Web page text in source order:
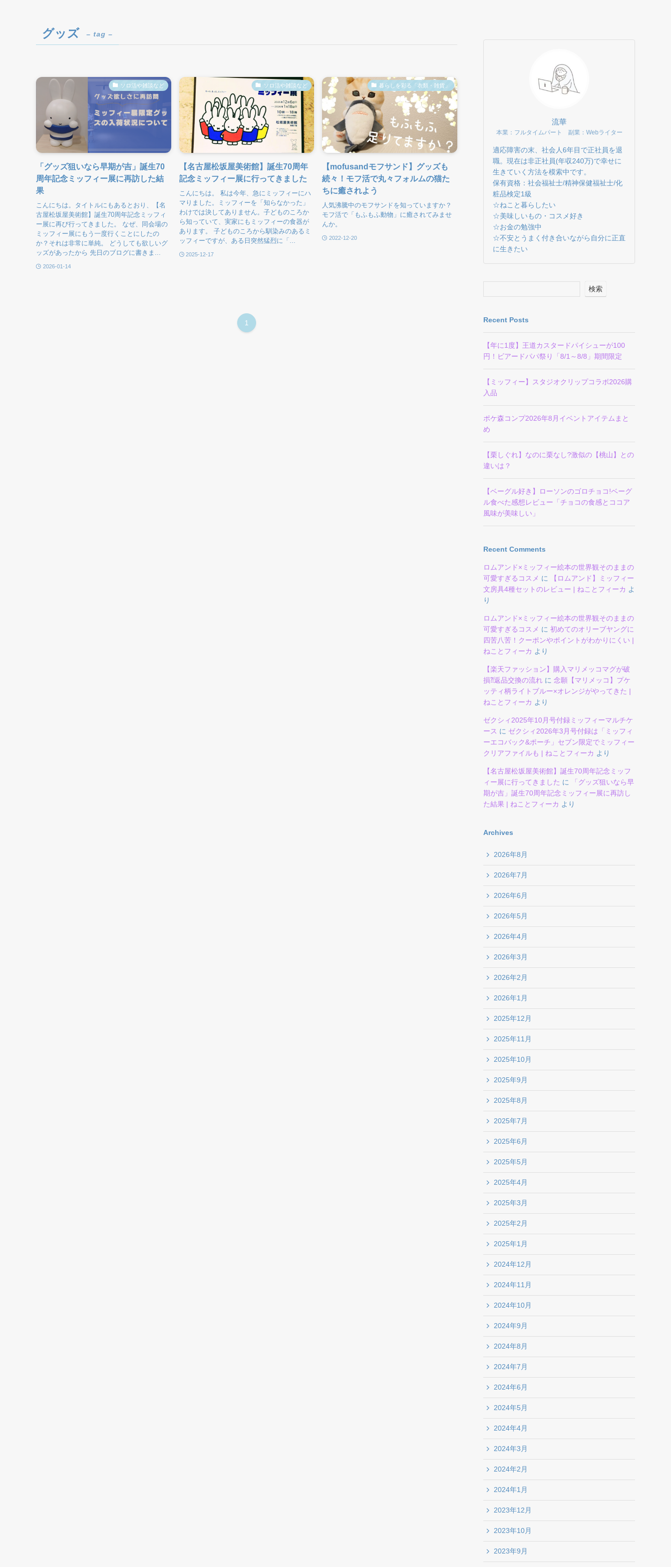
グッズ – tag –
ソロ活や雑談など
「グッズ狙いなら早期が吉」誕生70
周年記念ミッフィー展に再訪した結
果
こんにちは。タイトルにもあるとおり、【名
古屋松坂屋美術館】誕生70周年記念ミッフィ
ー展に再び行ってきました。 なぜ、同会場の
ミッフィー展にもう一度行くことにしたの
か？それは非常に単純。 どうしても欲しいグ
ッズがあったから 先日のブログに書きま...
2026-01-14
ソロ活や雑談など
【名古屋松坂屋美術館】誕生70周年
記念ミッフィー展に行ってきました
こんにちは。 私は今年、急にミッフィーにハ
マりました。ミッフィーを「知らなかった」
わけでは決してありません。子どものころか
ら知っていて、実家にもミッフィーの食器が
あります。 子どものころから馴染みのあるミ
ッフィーですが、ある日突然猛烈に「...
2025-12-17
暮らしを彩る「衣類・雑貨」
【mofusandモフサンド】グッズも
続々！モフ活で丸々フォルムの猫た
ちに癒されよう
人気沸騰中のモフサンドを知っていますか？
モフ活で「もふもふ動物」に癒されてみませ
んか。
2022-12-20
1
流華
本業：フルタイムパート 副業：Webライター
適応障害の末、社会人6年目で正社員を退
職。現在は非正社員(年収240万)で幸せに
生きていく方法を模索中です。
保有資格：社会福祉士/精神保健福祉士/化
粧品検定1級
☆ねこと暮らしたい
☆美味しいもの・コスメ好き
☆お金の勉強中
☆不安とうまく付き合いながら自分に正直
に生きたい
検索
Recent Posts
【年に1度】王道カスタードパイシューが100
円！ビアードパパ祭り「8/1～8/8」期間限定
【ミッフィー】スタジオクリップコラボ2026購
入品
ポケ森コンプ2026年8月イベントアイテムまと
め
【栗しぐれ】なのに栗なし?激似の【桃山】との
違いは？
【ベーグル好き】ローソンのゴロチョコ!ベーグ
ル食べた感想レビュー「チョコの食感とココア
風味が美味しい」
Recent Comments
ロムアンド×ミッフィー絵本の世界観そのままの
可愛すぎるコスメ に
【ロムアンド】ミッフィー
文房具4種セットのレビュー | ねことフィーカ よ
り
ロムアンド×ミッフィー絵本の世界観そのままの
可愛すぎるコスメ に 初めてのオリーブヤングに
四苦八苦！クーポンやポイントがわかりにくい |
ねことフィーカ より
【楽天ファッション】購入マリメッコマグが破
損⁈返品交換の流れ に 念願【マリメッコ】プケ
ッティ柄ライトブルー×オレンジがやってきた |
ねことフィーカ より
ゼクシィ2025年10月号付録ミッフィーマルチケ
ース に ゼクシィ2026年3月号付録は「ミッフィ
ーエコバック&ポーチ」セブン限定でミッフィー
クリアファイルも | ねことフィーカ より
【名古屋松坂屋美術館】誕生70周年記念ミッフ
ィー展に行ってきました に
「グッズ狙いなら早
期が吉」誕生70周年記念ミッフィー展に再訪し
た結果 | ねことフィーカ より
Archives
2026年8月
2026年7月
2026年6月
2026年5月
2026年4月
2026年3月
2026年2月
2026年1月
2025年12月
2025年11月
2025年10月
2025年9月
2025年8月
2025年7月
2025年6月
2025年5月
2025年4月
2025年3月
2025年2月
2025年1月
2024年12月
2024年11月
2024年10月
2024年9月
2024年8月
2024年7月
2024年6月
2024年5月
2024年4月
2024年3月
2024年2月
2024年1月
2023年12月
2023年10月
2023年9月